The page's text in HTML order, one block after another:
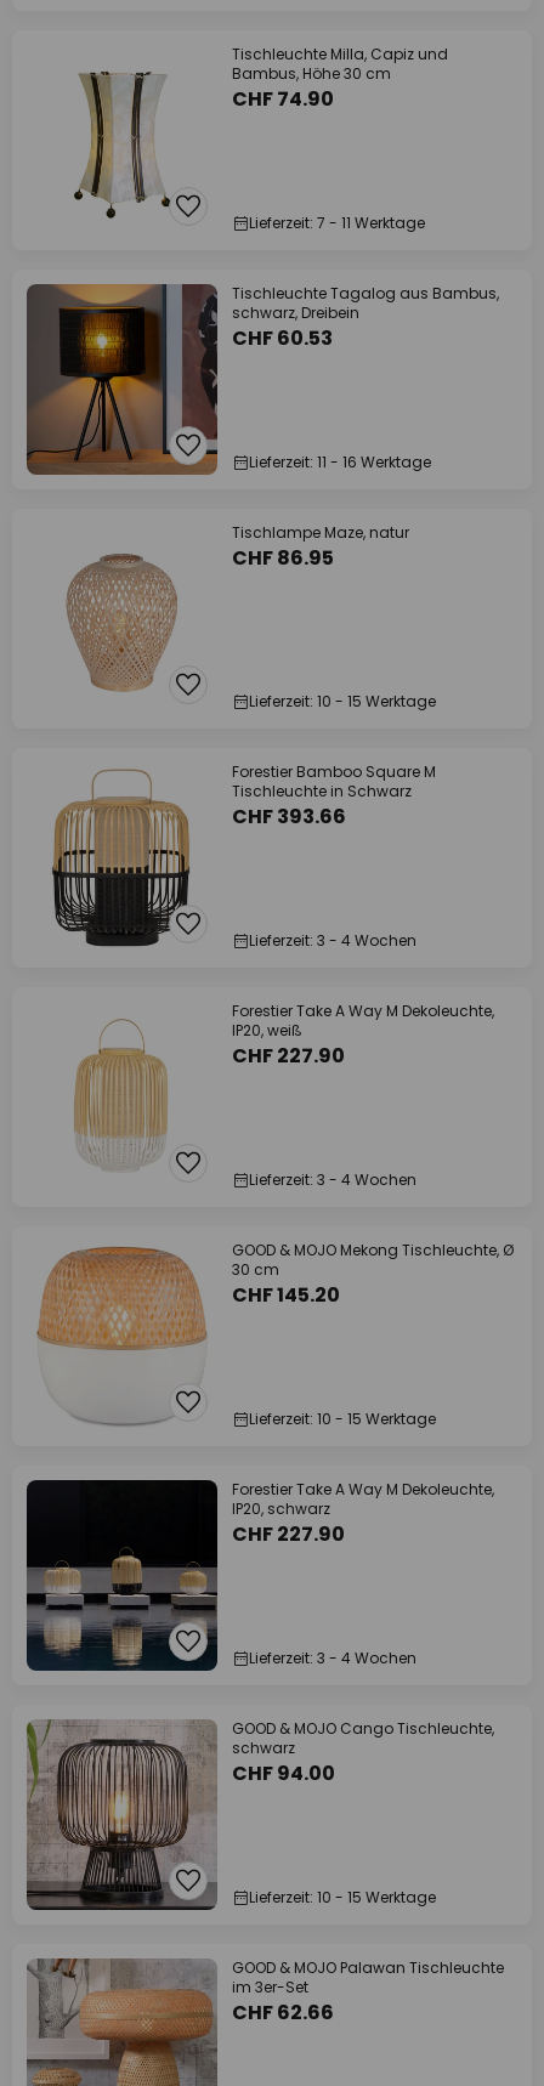
Tischleuchte Milla, Capiz und
Bambus, Höhe 30 cm
CHF 74.90
Lieferzeit: 7 - 11 Werktage
Tischleuchte Tagalog aus Bambus,
schwarz, Dreibein
CHF 60.53
Lieferzeit: 11 - 16 Werktage
Tischlampe Maze, natur
CHF 86.95
Lieferzeit: 10 - 15 Werktage
Forestier Bamboo Square M
Tischleuchte in Schwarz
CHF 393.66
Lieferzeit: 3 - 4 Wochen
Forestier Take A Way M Dekoleuchte,
IP20, weiß
CHF 227.90
Lieferzeit: 3 - 4 Wochen
GOOD & MOJO Mekong Tischleuchte, Ø
30 cm
CHF 145.20
Lieferzeit: 10 - 15 Werktage
Forestier Take A Way M Dekoleuchte,
IP20, schwarz
CHF 227.90
Lieferzeit: 3 - 4 Wochen
GOOD & MOJO Cango Tischleuchte,
schwarz
CHF 94.00
Lieferzeit: 10 - 15 Werktage
GOOD & MOJO Palawan Tischleuchte
im 3er-Set
CHF 62.66